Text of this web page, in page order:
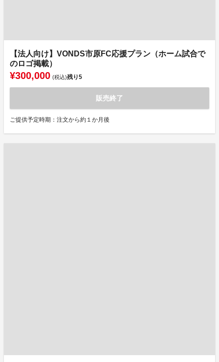
【法人向け】VONDS市原FC応援プラン（ホーム試合で
のロゴ掲載）
¥300,000 (税込)残り5
販売終了
ご提供予定時期：注文から約１か月後